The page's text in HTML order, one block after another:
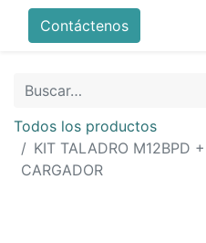
Contáctenos
Todos los productos
KIT TALADRO M12BPD
CARGADOR